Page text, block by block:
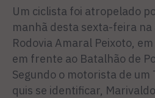
Um ciclista foi atropelado
manhã desta sexta-feira
Rodovia Amaral Peixoto,
em frente ao Batalhão de
Segundo o motorista de um
quis se identificar,